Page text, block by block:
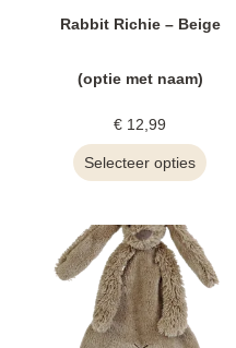
Rabbit Richie – Beige
(optie met naam)
€ 12,99
Selecteer opties